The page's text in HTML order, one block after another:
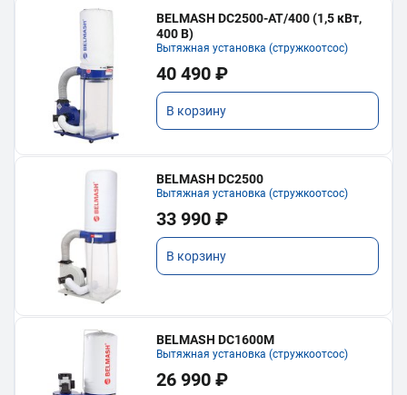
BELMASH DC2500-AT/400 (1,5 кВт,
400 В)
Вытяжная установка (стружкоотсос)
40 490 ₽
В корзину
BELMASH DC2500
Вытяжная установка (стружкоотсос)
33 990 ₽
В корзину
BELMASH DC1600M
Вытяжная установка (стружкоотсос)
26 990 ₽